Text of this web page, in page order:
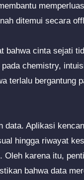
ditemui secara
bahwa cinta sejati
chemistry,
terlalu bergantung
Aplikasi
hingga riwayat
karena itu,
bahwa data